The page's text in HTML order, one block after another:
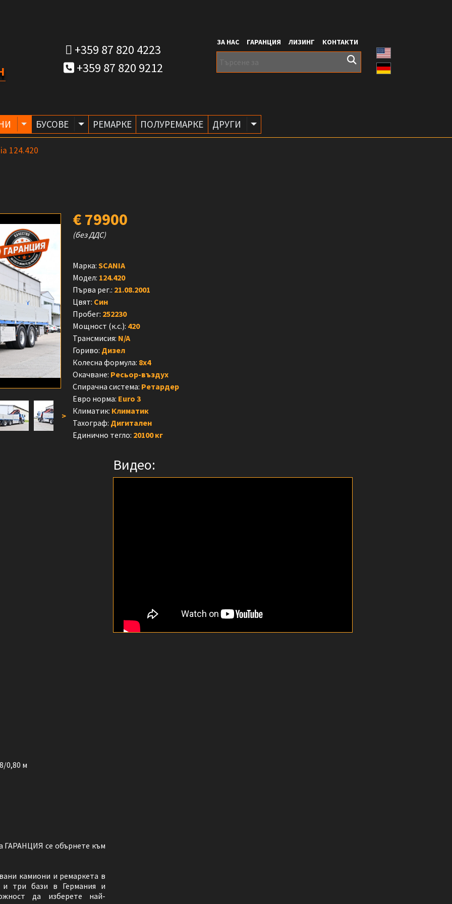
+359 87 820 4223
+359 87 820 9212
ЗА НАС ГАРАНЦИЯ ЛИЗИНГ КОНТАКТИ
Toggle Dropdown
БУСОВЕ Toggle Dropdown
РЕМАРКЕ ПОЛУРЕМАРКЕ ДРУГИ Toggle Dropdown
124.420
>
€ 79900
(без ДДС)
Марка: SCANIA
Модел: 124.420
Първа рег.: 21.08.2001
Цвят: Син
Пробег: 252230
Мощност (к.с.): 420
Трансмисия: N/A
Гориво: Дизел
Колесна формула: 8x4
Окачване: Ресьор-въздух
Спирачна система: Ретардер
Евро норма: Euro 3
Климатик: Климатик
Тахограф: Дигитален
Единично тегло: 20100 кг
0,80 м
ГАРАНЦИЯ се обърнете към
камиони и ремаркета в
и три бази в Германия и
да изберете най-
Видео: